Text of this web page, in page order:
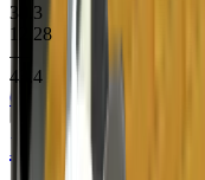
30.3
12.28
—
43.4
Clutch Case
XM1014